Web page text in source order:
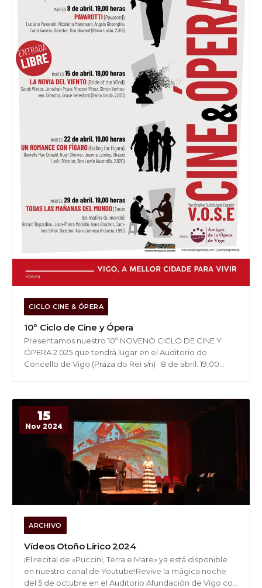
CICLO CINE & ÓPERA
10º Ciclo de Cine y Ópera
Presentamos nuestro 10º NOVENO CICLO DE CINE Y
ÓPERA 2.025 que tendrá lugar en el Auditorio do
Concello de Vigo (Praza do Rei s/n) 8 de abril. 19,00
Ron Howard (Reino Unido, 2.019). El...
15
Nov 2024
ARCHIVO
Vídeos Otoño Lírico 2024
¡El recital de «Puccini, Terra e Mare» ya está disponible
en nuestro canal de Youtube!Revive la mágica noche
del 5 de octubre en el Auditorio Afundación de Vigo con